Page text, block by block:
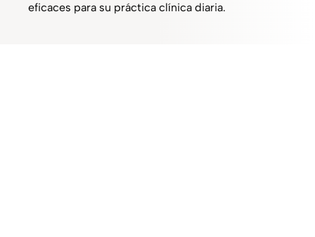
eficaces para su práctica clínica diaria.